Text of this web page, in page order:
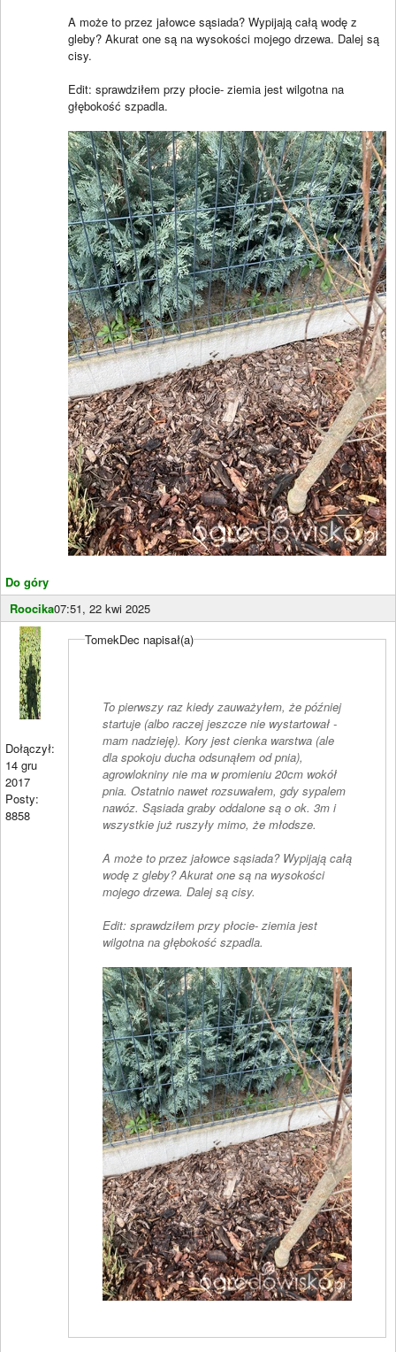
Do góry
A może to przez jałowce sąsiada? Wypijają całą wodę z
gleby? Akurat one są na wysokości mojego drzewa. Dalej są
cisy.
Edit: sprawdziłem przy płocie- ziemia jest wilgotna na
głębokość szpadla.
Roocika07:51, 22 kwi 2025
Dołączył:
14 gru
2017
Posty:
8858
TomekDec napisał(a)
To pierwszy raz kiedy zauważyłem, że później
startuje (albo raczej jeszcze nie wystartował -
mam nadzieję). Kory jest cienka warstwa (ale
dla spokoju ducha odsunąłem od pnia),
agrowlokniny nie ma w promieniu 20cm wokół
pnia. Ostatnio nawet rozsuwałem, gdy sypalem
nawóz. Sąsiada graby oddalone są o ok. 3m i
wszystkie już ruszyły mimo, że młodsze.
A może to przez jałowce sąsiada? Wypijają całą
wodę z gleby? Akurat one są na wysokości
mojego drzewa. Dalej są cisy.
Edit: sprawdziłem przy płocie- ziemia jest
wilgotna na głębokość szpadla.